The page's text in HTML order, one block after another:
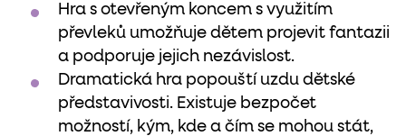
Hra s otevřeným koncem s využitím
převleků umožňuje dětem projevit fantazii
a podporuje jejich nezávislost.
Dramatická hra popouští uzdu dětské
představivosti. Existuje bezpočet
možností, kým, kde a čím se mohou stát,